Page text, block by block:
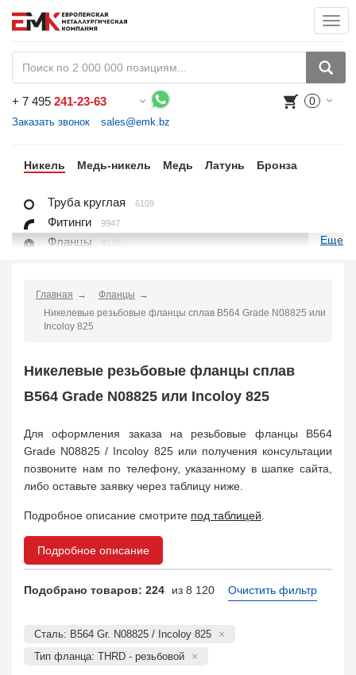
+ 7 495 241-23-63
Заказать звонок sales@emk.bz
0
Никель Медь-никель Медь Латунь Бронза
Труба круглая 6109
Фитинги 9947
Фланцы 8120
Круг 1404
Квадрат
Заказать в 1 клик
Еще
Главная
Фланцы
Никелевые резьбовые фланцы сплав B564 Grade N08825 или
Incoloy 825
Никелевые резьбовые фланцы сплав
B564 Grade N08825 или Incoloy 825
Для оформления заказа на резьбовые фланцы B564
Grade N08825 / Incoloy 825 или получения консультации
позвоните нам по телефону, указанному в шапке сайта,
либо оставьте заявку через таблицу ниже.
Подробное описание смотрите под таблицей
Подробное описание
Подобрано товаров: 224 из 8 120 Очистить фильтр
Сталь: B564 Gr. N08825 / Incoloy 825
Тип фланца: THRD - резьбовой